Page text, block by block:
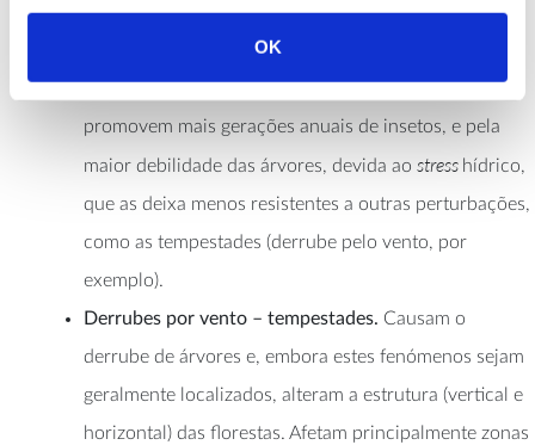
OK
Surtos deIps typographus.Levam à mortalidade
massiva das árvores hospedeiras e são causados,
sobretudo, pelas temperaturas mais elevadas, que
promovem mais gerações anuais de insetos, e pela
maior debilidade das árvores, devida ao stress hídrico,
que as deixa menos resistentes a outras perturbações,
como as tempestades (derrube pelo vento, por
exemplo).
Derrubes por vento – tempestades. Causam o
derrube de árvores e, embora estes fenómenos sejam
geralmente localizados, alteram a estrutura (vertical e
horizontal) das florestas. Afetam principalmente zonas